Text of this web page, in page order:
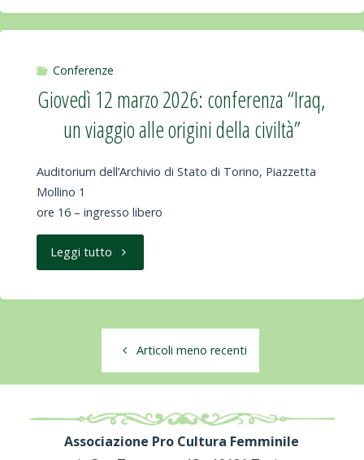
marzo
2026:
conferenza
“La
scultura
lignea
Settecento
nel
Cusio
Conferenze
Giovedì 12 marzo 2026: conferenza “Iraq,
un viaggio alle origini della civiltà”
Auditorium dell’Archivio di Stato di Torino, Piazzetta
Mollino 1
ore 16 – ingresso libero
Leggi tutto "Giovedì
2026:
“Iraq,
Articoli meno recenti
Associazione Pro Cultura Femminile